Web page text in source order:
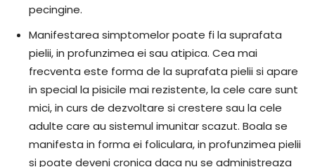
pecingine.
Manifestarea simptomelor poate fi la suprafata
pielii, in profunzimea ei sau atipica. Cea mai
frecventa este forma de la suprafata pielii si apare
in special la pisicile mai rezistente, la cele care sunt
mici, in curs de dezvoltare si crestere sau la cele
adulte care au sistemul imunitar scazut. Boala se
manifesta in forma ei foliculara, in profunzimea pielii
si poate deveni cronica daca nu se administreaza